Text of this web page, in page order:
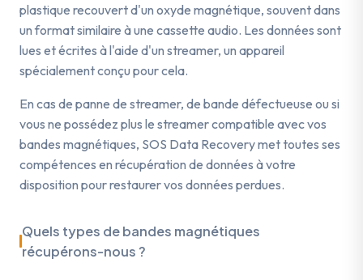
plastique recouvert d'un oxyde magnétique, souvent dans
un format similaire à une cassette audio. Les données sont
lues et écrites à l'aide d'un streamer, un appareil
spécialement conçu pour cela.
En cas de panne de streamer, de bande défectueuse ou si
vous ne possédez plus le streamer compatible avec vos
bandes magnétiques, SOS Data Recovery met toutes ses
compétences en récupération de données à votre
disposition pour restaurer vos données perdues.
Quels types de bandes magnétiques
récupérons-nous ?